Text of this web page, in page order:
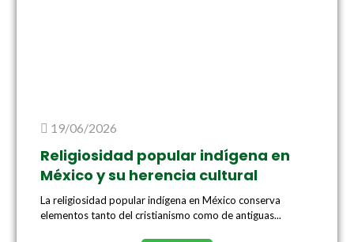
19/06/2026
Religiosidad popular indígena en
México y su herencia cultural
La religiosidad popular indígena en México conserva
elementos tanto del cristianismo como de antiguas...